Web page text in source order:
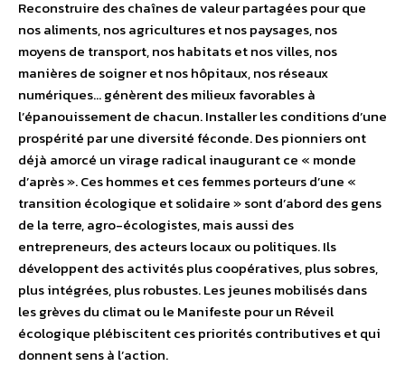
Reconstruire des chaînes de valeur partagées pour que
nos aliments, nos agricultures et nos paysages, nos
moyens de transport, nos habitats et nos villes, nos
manières de soigner et nos hôpitaux, nos réseaux
numériques… génèrent des milieux favorables à
l’épanouissement de chacun. Installer les conditions d’une
prospérité par une diversité féconde. Des pionniers ont
déjà amorcé un virage radical inaugurant ce « monde
d’après ». Ces hommes et ces femmes porteurs d’une «
transition écologique et solidaire » sont d’abord des gens
de la terre, agro-écologistes, mais aussi des
entrepreneurs, des acteurs locaux ou politiques. Ils
développent des activités plus coopératives, plus sobres,
plus intégrées, plus robustes. Les jeunes mobilisés dans
les grèves du climat ou le Manifeste pour un Réveil
écologique plébiscitent ces priorités contributives et qui
donnent sens à l’action.